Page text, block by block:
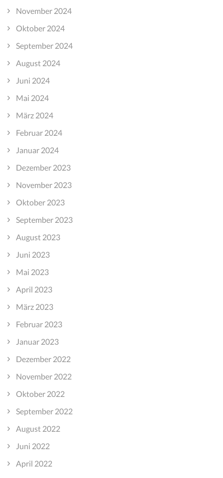
November 2024
Oktober 2024
September 2024
August 2024
Juni 2024
Mai 2024
März 2024
Februar 2024
Januar 2024
Dezember 2023
November 2023
Oktober 2023
September 2023
August 2023
Juni 2023
Mai 2023
April 2023
März 2023
Februar 2023
Januar 2023
Dezember 2022
November 2022
Oktober 2022
September 2022
August 2022
Juni 2022
April 2022